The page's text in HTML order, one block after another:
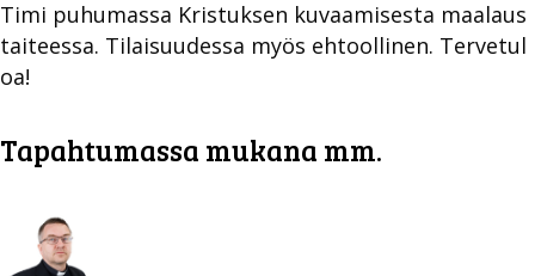
Timi puhumassa Kristuksen kuvaamisesta maalaus
taiteessa. Tilaisuudessa myös ehtoollinen. Tervetul
oa!
Tapahtumassa mukana mm.